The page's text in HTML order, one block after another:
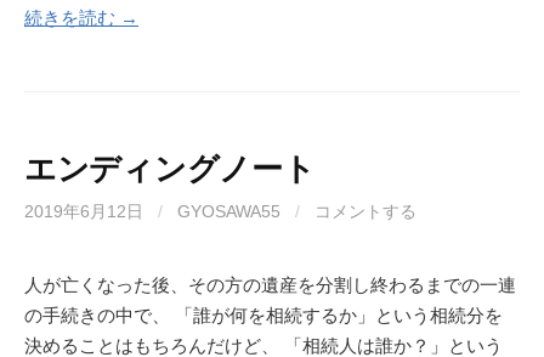
続きを読む →
エンディングノート
2019年6月12日 / GYOSAWA55 / コメントする
人が亡くなった後、その方の遺産を分割し終わるまでの一連
の手続きの中で、 「誰が何を相続するか」という相続分を
決めることはもちろんだけど、 「相続人は誰か？」という